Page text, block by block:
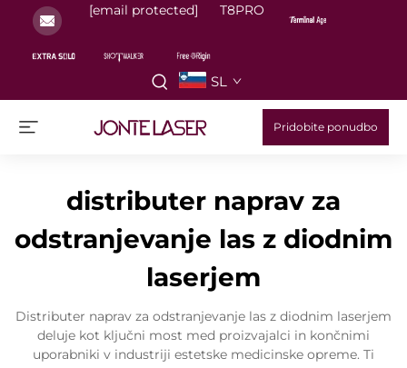
[email protected] T8PRO
SL
Pridobite ponudbo
distributer naprav za
odstranjevanje las z diodnim
laserjem
Distributer naprav za odstranjevanje las z diodnim laserjem
deluje kot ključni most med proizvajalci in končnimi
uporabniki v industriji estetske medicinske opreme. Ti